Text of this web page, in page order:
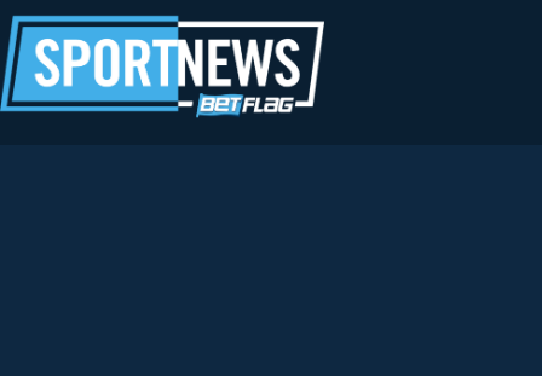
al
contenuto